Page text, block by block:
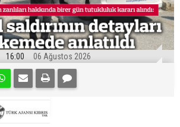
16:00 06 Ağustos 2026